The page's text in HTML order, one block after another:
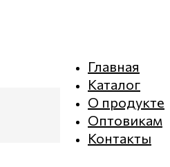
Главная
Каталог
О продукте
Оптовикам
Контакты